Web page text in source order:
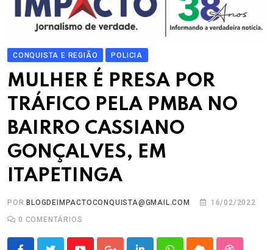
CONQUISTA E REGIÃO POLICIA
MULHER É PRESA POR
TRÁFICO PELA PMBA NO
BAIRRO CASSIANO
GONÇALVES, EM
ITAPETINGA
POR BLOGDEIMPACTOCONQUISTA@GMAIL.COM
16/02/2022
0 COMENTÁRIOS